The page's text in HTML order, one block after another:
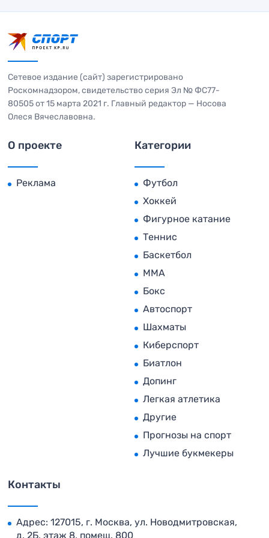
Сетевое издание (сайт) зарегистрировано
Роскомнадзором, свидетельство серия Эл № ФС77-
80505 от 15 марта 2021 г. Главный редактор — Носова
Олеся Вячеславовна.
О проекте
Реклама
Категории
Футбол
Хоккей
Фигурное катание
Теннис
Баскетбол
MMA
Бокс
Автоспорт
Шахматы
Киберспорт
Биатлон
Допинг
Легкая атлетика
Другие
Прогнозы на спорт
Лучшие букмекеры
Контакты
Адрес: 127015, г. Москва, ул. Новодмитровская,
д. 2Б, этаж 8, помещ. 800